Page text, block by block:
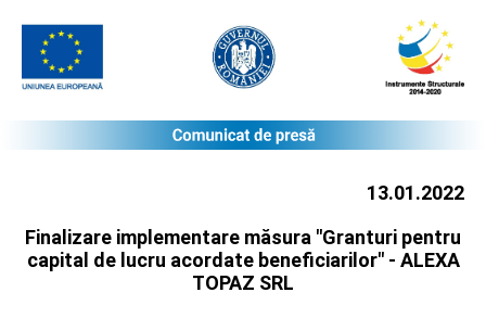
13.01.2022
Finalizare implementare măsura "Granturi pentru
capital de lucru acordate beneficiarilor" - ALEXA
TOPAZ SRL